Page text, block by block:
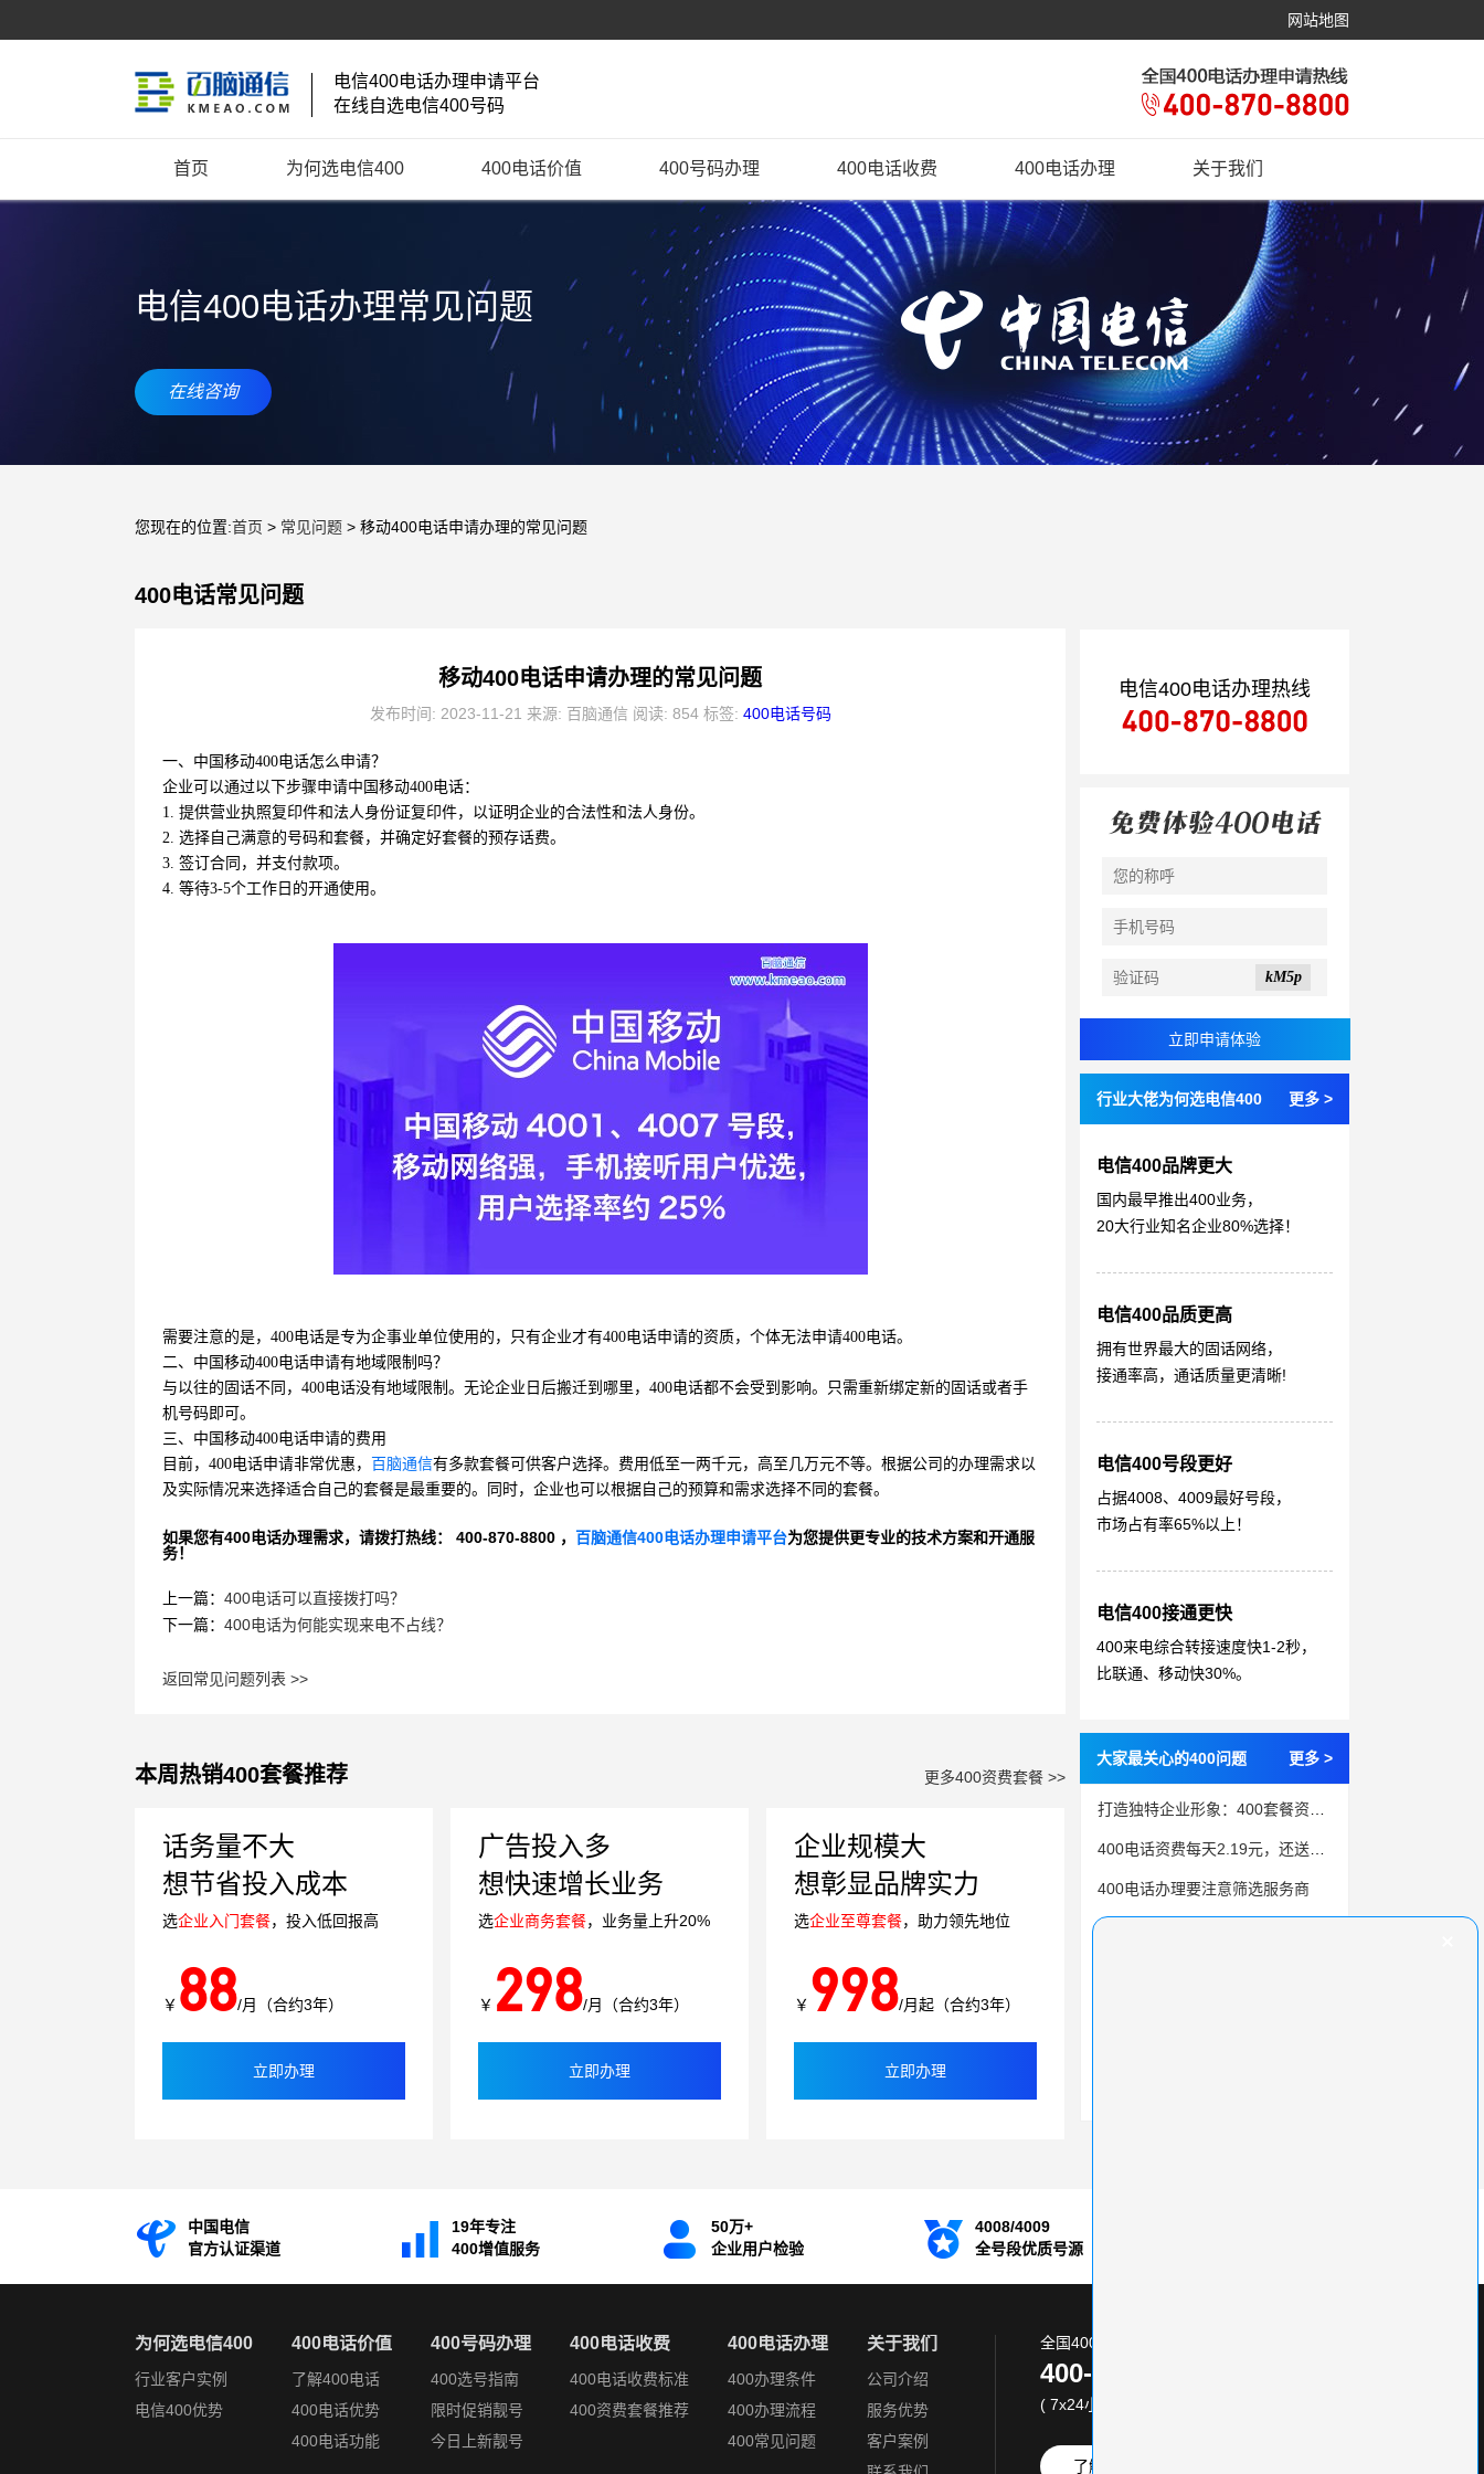
网站地图
电信400电话办理申请平台
在线自选电信400号码
首页 为何选电信400 400电话价值 400号码办理 400电话收费 400电话办理 关于我们
电信400电话办理常见问题
在线咨询
您现在的位置:首页 > 常见问题 > 移动400电话申请办理的常见问题
400电话常见问题
移动400电话申请办理的常见问题
发布时间: 2023-11-21 来源: 百脑通信 阅读: 854 标签: 400电话号码
一、中国移动400电话怎么申请？
企业可以通过以下步骤申请中国移动400电话：
1. 提供营业执照复印件和法人身份证复印件，以证明企业的合法性和法人身份。
2. 选择自己满意的号码和套餐，并确定好套餐的预存话费。
3. 签订合同，并支付款项。
4. 等待3-5个工作日的开通使用。
需要注意的是，400电话是专为企事业单位使用的，只有企业才有400电话申请的资质，个体无法申请400电话。
二、中国移动400电话申请有地域限制吗？
与以往的固话不同，400电话没有地域限制。无论企业日后搬迁到哪里，400电话都不会受到影响。只需重新绑定新的固话或者手
机号码即可。
三、中国移动400电话申请的费用
目前，400电话申请非常优惠，
百脑通信有多款套餐可供客户选择。费用低至一两千元，高至几万元不等。根据公司的办理需求以
及实际情况来选择适合自己的套餐是最重要的。同时，企业也可以根据自己的预算和需求选择不同的套餐。
如果您有400电话办理需求，请拨打热线： 400-870-8800 ， 百脑通信400电话办理申请平台为您提供更专业的技术方案和开通服
务！
上一篇： 400电话可以直接拨打吗？
下一篇： 400电话为何能实现来电不占线？
返回常见问题列表 >>
本周热销400套餐推荐 更多400资费套餐 >>
话务量不大
想节省投入成本
选企业入门套餐，投入低回报高
￥ 88/月（合约3年）
立即办理
广告投入多
想快速增长业务
选企业商务套餐，业务量上升20%
￥ 298/月（合约3年）
立即办理
企业规模大
想彰显品牌实力
选企业至尊套餐，助力领先地位
￥ 998/月起（合约3年）
立即办理
电信400电话办理热线
kM5p
行业大佬为何选电信400 更多 >
电信400品牌更大
国内最早推出400业务，
20大行业知名企业80%选择！
电信400品质更高
拥有世界最大的固话网络，
接通率高，通话质量更清晰!
电信400号段更好
占据4008、4009最好号段，
市场占有率65%以上！
电信400接通更快
400来电综合转接速度快1-2秒，
比联通、移动快30%。
大家最关心的400问题 更多 >
400电话办理要注意筛选服务商
中国电信
官方认证渠道
19年专注
400增值服务
50万+
企业用户检验
4008/4009
全号段优质号源
为何选电信400
行业客户实例
电信400优势
400电话价值
了解400电话
400电话优势
400电话功能
400号码办理
400选号指南
限时促销靓号
今日上新靓号
400电话收费
400电话收费标准
400资费套餐推荐
400电话办理
400办理条件
400办理流程
400常见问题
关于我们
公司介绍
服务优势
客户案例
全国400电话服务热线:
400-870-8800
( 7x24小时 )
了解更多